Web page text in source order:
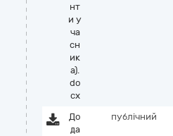
нт
и у
ча
сн
ик
а).
do
cx
До
да
публічний